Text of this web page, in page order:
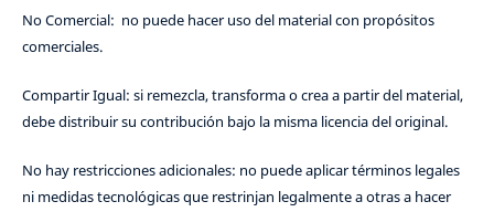
No Comercial: no puede hacer uso del material con propósitos
comerciales.
Compartir Igual: si remezcla, transforma o crea a partir del material,
debe distribuir su contribución bajo la misma licencia del original.
No hay restricciones adicionales: no puede aplicar términos legales
ni medidas tecnológicas que restrinjan legalmente a otras a hacer